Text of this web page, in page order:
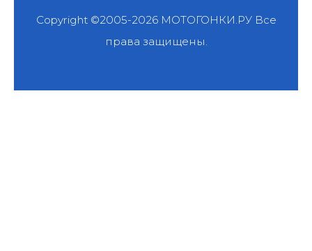
Copyright ©2005-2026 МОТОГОНКИ.РУВсе
права защищены.